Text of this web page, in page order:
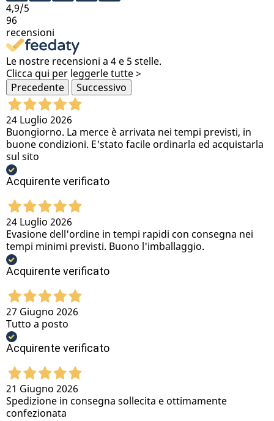
4,9/5
96
recensioni
Le nostre recensioni a 4 e 5 stelle.
Clicca qui per leggerle tutte >
Precedente
Successivo
24 Luglio 2026
Buongiorno. La merce è arrivata nei tempi previsti, in
buone condizioni. E'stato facile ordinarla ed acquistarla
sul sito
Acquirente verificato
24 Luglio 2026
Evasione dell'ordine in tempi rapidi con consegna nei
tempi minimi previsti. Buono l'imballaggio.
Acquirente verificato
27 Giugno 2026
Tutto a posto
Acquirente verificato
21 Giugno 2026
Spedizione in consegna sollecita e ottimamente
confezionata